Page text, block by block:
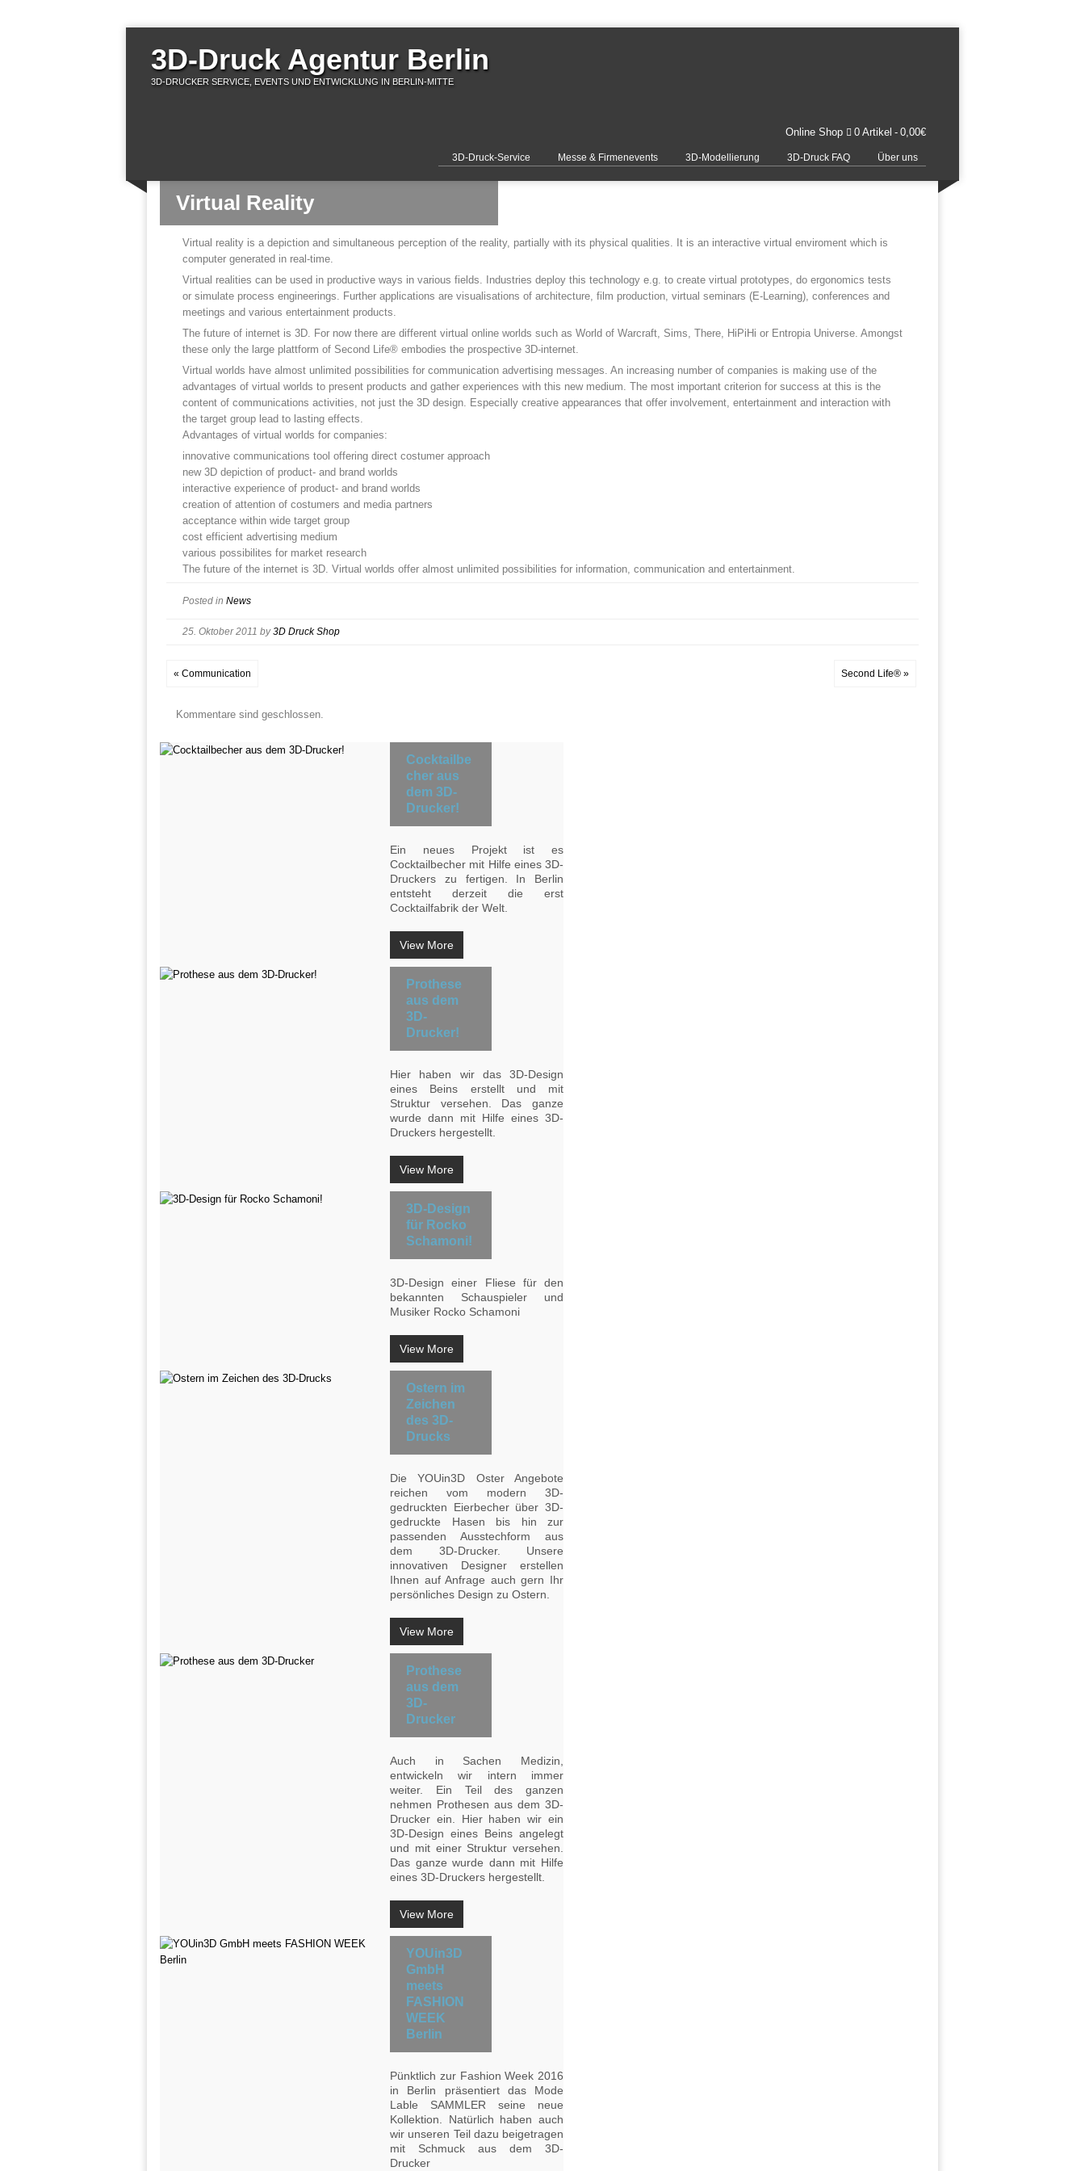
3D-Druck Agentur Berlin
3D-DRUCKER SERVICE, EVENTS UND ENTWICKLUNG IN BERLIN-MITTE
Online Shop 0 Artikel 0,00€
3D-Druck-Service Messe & Firmenevents 3D-Modellierung 3D-Druck FAQ Über uns
Virtual Reality
Virtual reality is a depiction and simultaneous perception of the reality, partially with its physical qualities. It is an interactive virtual enviroment which is
computer generated in real-time.
Virtual realities can be used in productive ways in various fields. Industries deploy this technology e.g. to create virtual prototypes, do ergonomics tests
or simulate process engineerings. Further applications are visualisations of architecture, film production, virtual seminars (E-Learning), conferences and
meetings and various entertainment products.
The future of internet is 3D. For now there are different virtual online worlds such as World of Warcraft, Sims, There, HiPiHi or Entropia Universe. Amongst
these only the large plattform of Second Life® embodies the prospective 3D-internet.
Virtual worlds have almost unlimited possibilities for communication advertising messages. An increasing number of companies is making use of the
advantages of virtual worlds to present products and gather experiences with this new medium. The most important criterion for success at this is the
content of communications activities, not just the 3D design. Especially creative appearances that offer involvement, entertainment and interaction with
the target group lead to lasting effects.
Advantages of virtual worlds for companies:
innovative communications tool offering direct costumer approach
new 3D depiction of product- and brand worlds
interactive experience of product- and brand worlds
creation of attention of costumers and media partners
acceptance within wide target group
cost efficient advertising medium
various possibilites for market research
The future of the internet is 3D. Virtual worlds offer almost unlimited possibilities for information, communication and entertainment.
Posted in News
25. Oktober 2011 by3D Druck Shop
« Communication Second Life® »
Kommentare sind geschlossen.
Cocktailbe
cher aus
dem 3D-
Drucker!
Ein neues Projekt ist es
Cocktailbecher mit Hilfe eines 3D-
Druckers zu fertigen. In Berlin
entsteht derzeit die erst
Cocktailfabrik der Welt.
View More
Prothese
aus dem
3D-
Drucker!
Hier haben wir das 3D-Design
eines Beins erstellt und mit
Struktur versehen. Das ganze
wurde dann mit Hilfe eines 3D-
Druckers hergestellt.
View More
3D-Design
für Rocko
Schamoni!
3D-Design einer Fliese für den
bekannten Schauspieler und
Musiker Rocko Schamoni
View More
Ostern im
Zeichen
des 3D-
Drucks
Die YOUin3D Oster Angebote
reichen vom modern 3D-
gedruckten Eierbecher über 3D-
gedruckte Hasen bis hin zur
passenden Ausstechform aus
dem 3D-Drucker. Unsere
innovativen Designer erstellen
Ihnen auf Anfrage auch gern Ihr
persönliches Design zu Ostern.
View More
Prothese
aus dem
3D-
Drucker
Auch in Sachen Medizin,
entwickeln wir intern immer
weiter. Ein Teil des ganzen
nehmen Prothesen aus dem 3D-
Drucker ein. Hier haben wir ein
3D-Design eines Beins angelegt
und mit einer Struktur versehen.
Das ganze wurde dann mit Hilfe
eines 3D-Druckers hergestellt.
View More
YOUin3D
GmbH
meets
FASHION
WEEK
Berlin
Pünktlich zur Fashion Week 2016
in Berlin präsentiert das Mode
Lable SAMMLER seine neue
Kollektion. Natürlich haben auch
wir unseren Teil dazu beigetragen
mit Schmuck aus dem 3D-
Drucker